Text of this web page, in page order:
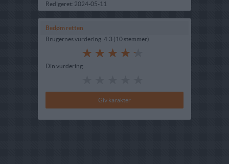
Redigeret: 2024-05-11
Bedøm retten
Brugernes vurdering: 4.3 (10 stemmer)
Din vurdering: